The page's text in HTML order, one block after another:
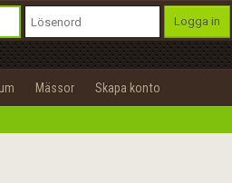
Logga in
Mässor Skapa konto